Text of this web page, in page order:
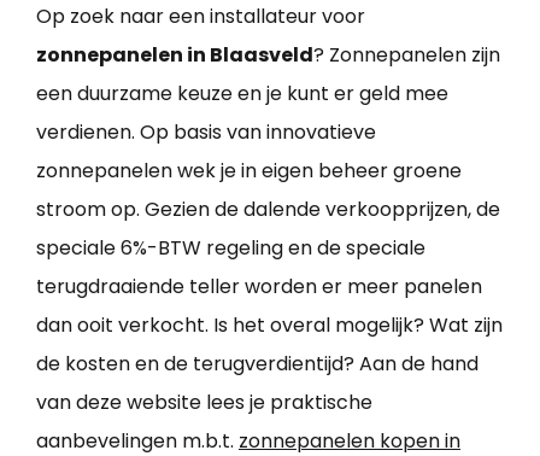
Op zoek naar een installateur voor
zonnepanelen in Blaasveld? Zonnepanelen zijn
een duurzame keuze en je kunt er geld mee
verdienen. Op basis van innovatieve
zonnepanelen wek je in eigen beheer groene
stroom op. Gezien de dalende verkoopprijzen, de
speciale 6%-BTW regeling en de speciale
terugdraaiende teller worden er meer panelen
dan ooit verkocht. Is het overal mogelijk? Wat zijn
de kosten en de terugverdientijd? Aan de hand
van deze website lees je praktische
aanbevelingen m.b.t. zonnepanelen kopen in